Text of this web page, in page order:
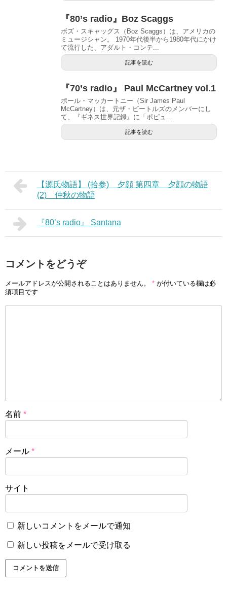
『80’s radio』Boz Scaggs
ボズ・スキャッグス（Boz Scaggs）は、アメリカの
ミュージシャン。 1970年代後半から1980年代にかけ
て流行した、アダルト・コンテ...
記事を読む
『70’s radio』 Paul McCartney vol.1
ポール・マッカートニー（Sir James Paul
McCartney）は、元ザ・ビートルズのメンバーにし
て、『ギネス世界記録』に「ポピュ...
記事を読む
【源氏物語】 (拾参) 夕顔 第四章 夕顔の物語
(2) 仲秋の物語
『80’s radio』 Santana
コメントをどうぞ
メールアドレスが公開されることはありません。 * が付いている欄は必
須項目です
名前 *
メール *
サイト
新しいコメントをメールで通知
新しい投稿をメールで受け取る